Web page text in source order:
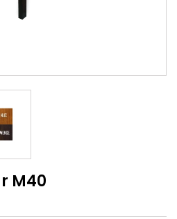
M40